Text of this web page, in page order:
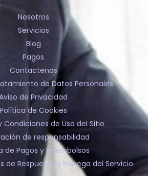
Nosotros
Servicios
Blog
Pagos
Contactenos
de Datos Personales
de Privacidad
Política de Cookies
Condiciones de Uso del Sitio
de responsabilidad
de Pagos y Reembolsos
de Respuesta y Entrega del Servicio